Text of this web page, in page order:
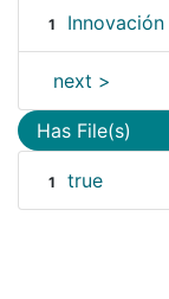
1 Innovación
next >
Has File(s)
1 true